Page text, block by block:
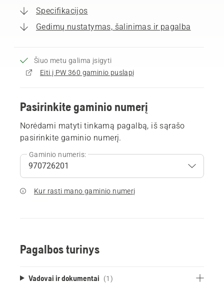
Specifikacijos
Gedimų nustatymas, šalinimas ir pagalba
Šiuo metu galima įsigyti
Eiti į PW 360 gaminio puslapį
Pasirinkite gaminio numerį
Norėdami matyti tinkamą pagalbą, iš sąrašo
pasirinkite gaminio numerį.
Gaminio numeris:
Kur rasti mano gaminio numerį
Pagalbos turinys
Vadovai ir dokumentai (1)